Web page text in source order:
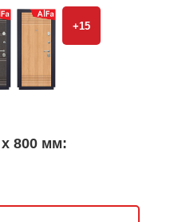
+15
800 мм: